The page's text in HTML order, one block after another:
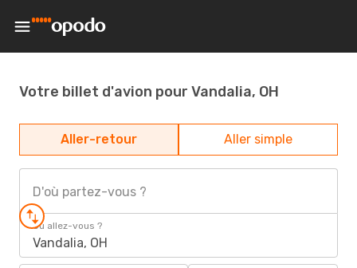
Votre billet d'avion pour Vandalia, OH
Aller-retour Aller simple
D'où partez-vous ?
Où allez-vous ?
Vandalia, OH